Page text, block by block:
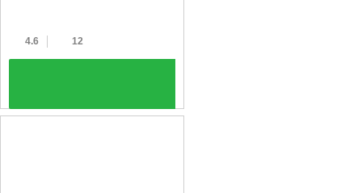
4.6 12